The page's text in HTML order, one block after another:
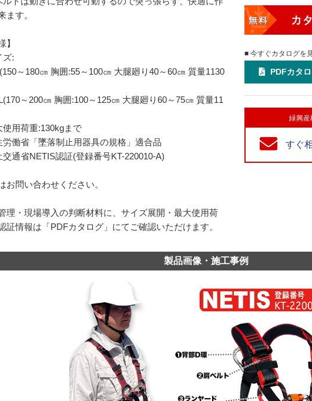
ます。
】
ズ:
～180㎝ 胸囲:55～100㎝ 大腿廻り40～60㎝ 質量1130
～200㎝ 胸囲:100～125㎝ 大腿廻り60～75㎝ 質量11
使用荷重:130kgまで
労働省「墜落制止用器具の規格」適合品
交通省NETIS認証(登録番号KT-220010-A)
お問い合わせください。
理・現場導入の判断材料に、サイズ展開・最大使用荷
証情報は「PDFカタログ」にてご確認いただけます。
■ 今すぐカタログを
PDFカタ
緑興産
すぐ
製品画像・施工事例